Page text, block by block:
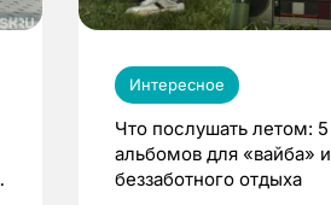
Интересное
Что послушать летом: 5
альбомов для «вайба» и
беззаботного отдыха